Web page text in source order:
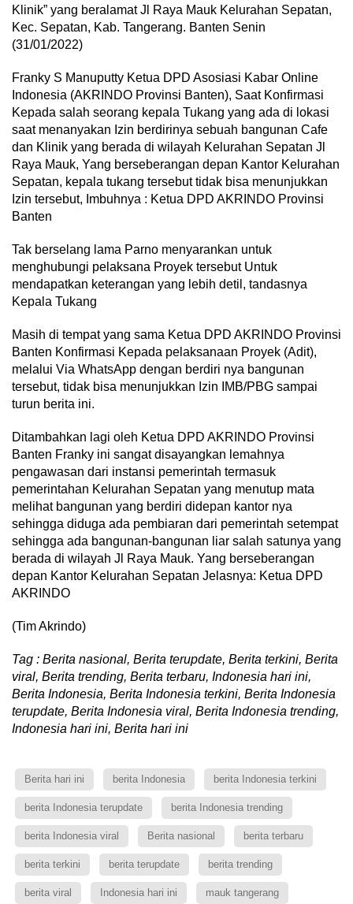
Klinik” yang beralamat Jl Raya Mauk Kelurahan Sepatan,
Kec. Sepatan, Kab. Tangerang. Banten Senin
(31/01/2022)
Franky S Manuputty Ketua DPD Asosiasi Kabar Online
Indonesia (AKRINDO Provinsi Banten), Saat Konfirmasi
Kepada salah seorang kepala Tukang yang ada di lokasi
saat menanyakan Izin berdirinya sebuah bangunan Cafe
dan Klinik yang berada di wilayah Kelurahan Sepatan Jl
Raya Mauk, Yang berseberangan depan Kantor Kelurahan
Sepatan, kepala tukang tersebut tidak bisa menunjukkan
Izin tersebut, Imbuhnya : Ketua DPD AKRINDO Provinsi
Banten
Tak berselang lama Parno menyarankan untuk
menghubungi pelaksana Proyek tersebut Untuk
mendapatkan keterangan yang lebih detil, tandasnya
Kepala Tukang
Masih di tempat yang sama Ketua DPD AKRINDO Provinsi
Banten Konfirmasi Kepada pelaksanaan Proyek (Adit),
melalui Via WhatsApp dengan berdiri nya bangunan
tersebut, tidak bisa menunjukkan Izin IMB/PBG sampai
turun berita ini.
Ditambahkan lagi oleh Ketua DPD AKRINDO Provinsi
Banten Franky ini sangat disayangkan lemahnya
pengawasan dari instansi pemerintah termasuk
pemerintahan Kelurahan Sepatan yang menutup mata
melihat bangunan yang berdiri didepan kantor nya
sehingga diduga ada pembiaran dari pemerintah setempat
sehingga ada bangunan-bangunan liar salah satunya yang
berada di wilayah Jl Raya Mauk. Yang berseberangan
depan Kantor Kelurahan Sepatan Jelasnya: Ketua DPD
AKRINDO
(Tim Akrindo)
Tag : Berita nasional, Berita terupdate, Berita terkini, Berita
viral, Berita trending, Berita terbaru, Indonesia hari ini,
Berita Indonesia, Berita Indonesia terkini, Berita Indonesia
terupdate, Berita Indonesia viral, Berita Indonesia trending,
Indonesia hari ini, Berita hari ini
Berita hari ini berita Indonesia berita Indonesia terkini
berita Indonesia terupdate berita Indonesia trending
berita Indonesia viral Berita nasional berita terbaru
berita terkini berita terupdate berita trending
berita viral Indonesia hari ini mauk tangerang